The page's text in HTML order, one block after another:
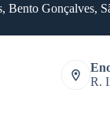
Gonçalves,
R.